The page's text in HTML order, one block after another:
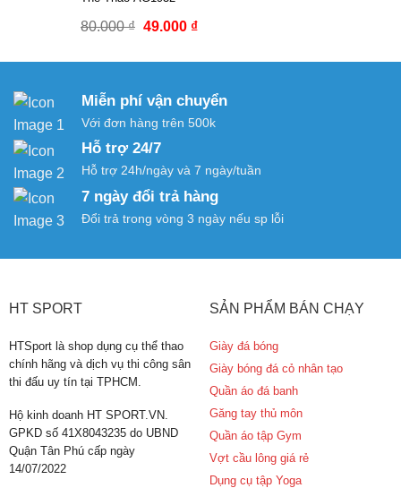
39.000 ₫.
80.000₫ Giá
là:
49.000 ₫Giá
tại
49.000 ₫.
Miễn phí vận chuyển
Với đơn hàng trên 500k
Hỗ trợ 24/7
Hỗ trợ 24h/ngày và 7 ngày/tuần
7 ngày đổi trả hàng
Đổi trả trong vòng 3 ngày nếu sp lỗi
HT SPORT
HTSport là shop dụng cụ thể thao
chính hãng và dịch vụ thi công sân
thi đấu uy tín tại TPHCM.
Hộ kinh doanh HT SPORT.VN.
GPKD số 41X8043235 do UBND
Quận Tân Phú cấp ngày
14/07/2022
SẢN PHẨM BÁN CHẠY
Giày đá bóng
Giày bóng đá cỏ nhân tạo
Quần áo đá banh
Găng tay thủ môn
Quần áo tập Gym
Vợt cầu lông giá rẻ
Dụng cụ tập Yoga